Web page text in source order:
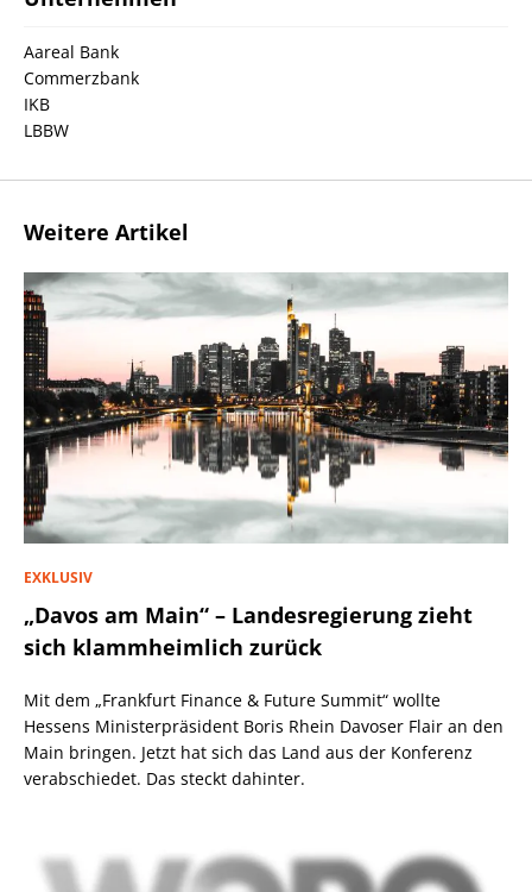
Aareal Bank
Commerzbank
IKB
LBBW
Weitere Artikel
EXKLUSIV
„Davos am Main“ – Landesregierung zieht
sich klammheimlich zurück
Mit dem „Frankfurt Finance & Future Summit“ wollte
Hessens Ministerpräsident Boris Rhein Davoser Flair an den
Main bringen. Jetzt hat sich das Land aus der Konferenz
verabschiedet. Das steckt dahinter.